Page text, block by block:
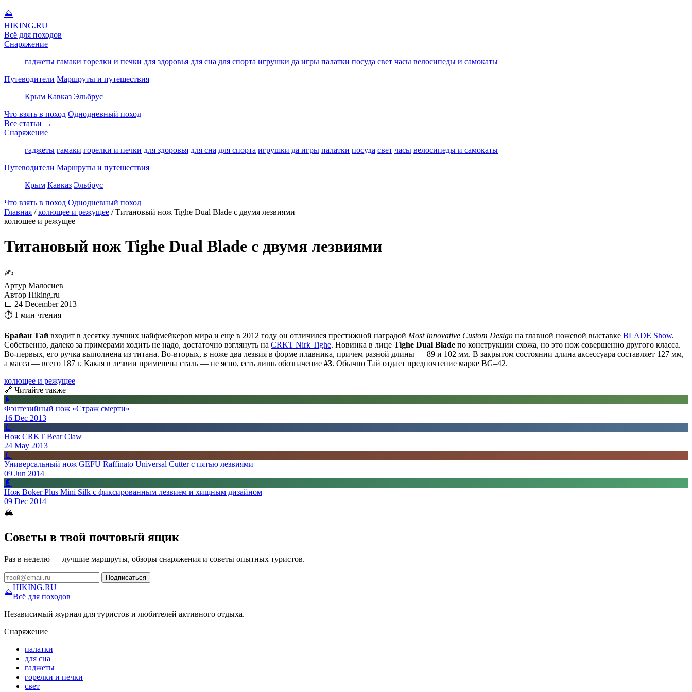
⛰
HIKING.RU
Всё для походов
Снаряжение
гаджеты гамаки горелки и печки для здоровья для сна для спорта игрушки да игры палатки посуда свет часы велосипеды и самокаты
Путеводители Маршруты и путешествия
Крым Кавказ Эльбрус
Что взять в поход Однодневный поход
Все статьи →
Снаряжение
гаджеты гамаки горелки и печки для здоровья для сна для спорта игрушки да игры палатки посуда свет часы велосипеды и самокаты
Путеводители Маршруты и путешествия
Крым Кавказ Эльбрус
Что взять в поход Однодневный поход
Главная / колющее и режущее / Титановый нож Tighe Dual Blade с двумя лезвиями
колющее и режущее
Титановый нож Tighe Dual Blade с двумя лезвиями
✍
Артур Малосиев
Автор Hiking.ru
📅 24 December 2013
⏱ 1 мин чтения
Брайан Тай входит в десятку лучших найфмейкеров мира и еще в 2012 году он отличился престижной наградой Most Innovative Custom Design на главной ножевой выставке BLADE Show.
Собственно, далеко за примерами ходить не надо, достаточно взглянуть на CRKT Nirk Tighe. Новинка в лице Tighe Dual Blade по конструкции схожа, но это нож совершенно другого класса.
Во-первых, его ручка выполнена из титана. Во-вторых, в ноже два лезвия в форме плавника, причем разной длины — 89 и 102 мм. В закрытом состоянии длина аксессуара составляет 127 мм,
а масса — всего 187 г. Какая в лезвии применена сталь — не ясно, есть лишь обозначение #3. Обычно Тай отдает предпочтение марке BG–42.
колющее и режущее
🔗 Читайте также
📄
Фэнтезийный нож «Страж смерти»
16 Dec 2013
📄
Нож CRKT Bear Claw
24 May 2013
📄
Универсальный нож GEFU Raffinato Universal Cutter с пятью лезвиями
09 Jun 2014
📄
Нож Boker Plus Mini Silk с фиксированным лезвием и хищным дизайном
09 Dec 2014
🏔
Советы в твой почтовый ящик
Раз в неделю — лучшие маршруты, обзоры снаряжения и советы опытных туристов.
Подписаться
⛰
HIKING.RU
Всё для походов
Независимый журнал для туристов и любителей активного отдыха.
Снаряжение
палатки
для сна
гаджеты
горелки и печки
свет